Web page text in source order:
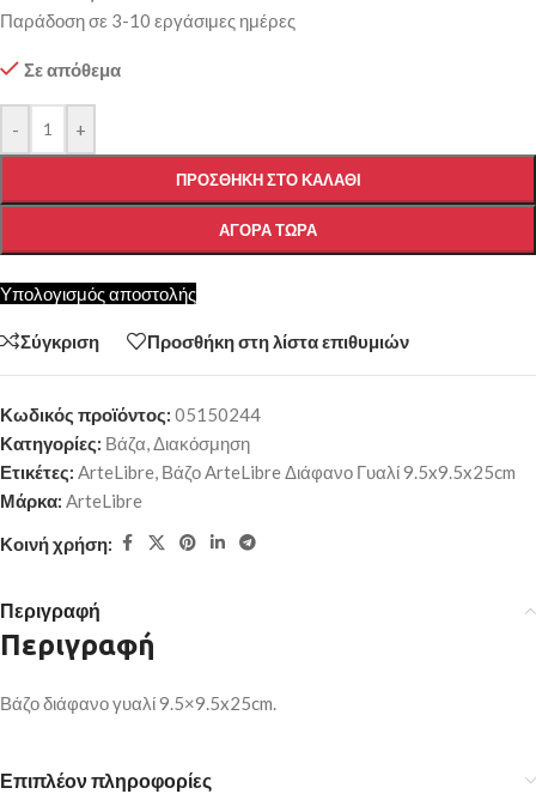
Παράδοση σε 3-10 εργάσιμες ημέρες
Σε απόθεμα
- +
ΠΡΟΣΘΉΚΗ ΣΤΟ ΚΑΛΆΘΙ
ΑΓΟΡΆ ΤΏΡΑ
Υπολογισμός αποστολής
Σύγκριση Προσθήκη στη λίστα επιθυμιών
Κωδικός προϊόντος: 05150244
Κατηγορίες: Βάζα,Διακόσμηση
Ετικέτες: ArteLibre, Βάζο ArteLibre Διάφανο Γυαλί 9.5x9.5x25cm
Μάρκα: ArteLibre
Κοινή χρήση:
Περιγραφή
Περιγραφή
Βάζο διάφανο γυαλί 9.5×9.5x25cm.
Επιπλέον πληροφορίες